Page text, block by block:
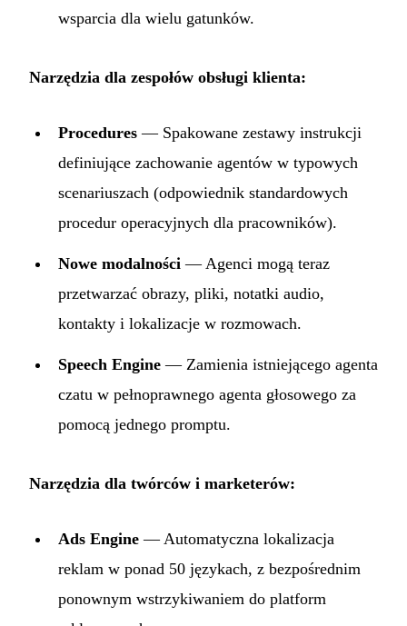
wsparcia dla wielu gatunków.
Narzędzia dla zespołów obsługi klienta:
Procedures — Spakowane zestawy instrukcji
definiujące zachowanie agentów w typowych
scenariuszach (odpowiednik standardowych
procedur operacyjnych dla pracowników).
Nowe modalności — Agenci mogą teraz
przetwarzać obrazy, pliki, notatki audio,
kontakty i lokalizacje w rozmowach.
Speech Engine — Zamienia istniejącego agenta
czatu w pełnoprawnego agenta głosowego za
pomocą jednego promptu.
Narzędzia dla twórców i marketerów:
Ads Engine — Automatyczna lokalizacja
reklam w ponad 50 językach, z bezpośrednim
ponownym wstrzykiwaniem do platform